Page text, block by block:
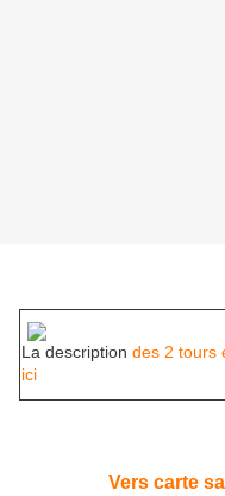
La description des 2 tours
ici
Vers carte